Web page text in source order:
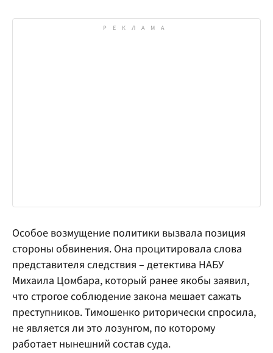
Особое возмущение политики вызвала позиция
стороны обвинения. Она процитировала слова
представителя следствия – детектива НАБУ
Михаила Цомбара, который ранее якобы заявил,
что строгое соблюдение закона мешает сажать
преступников. Тимошенко риторически спросила,
не является ли это лозунгом, по которому
работает нынешний состав суда.